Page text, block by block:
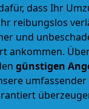
dass Ihr
reibungslos
und
ankommen.
günstigen
umfassender